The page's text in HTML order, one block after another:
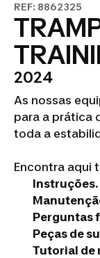
REF: 8862325
2024
As nossas
para a prática
toda a
Encontra aqui
Instruções.
Perguntas
Peças de
Tutorial de